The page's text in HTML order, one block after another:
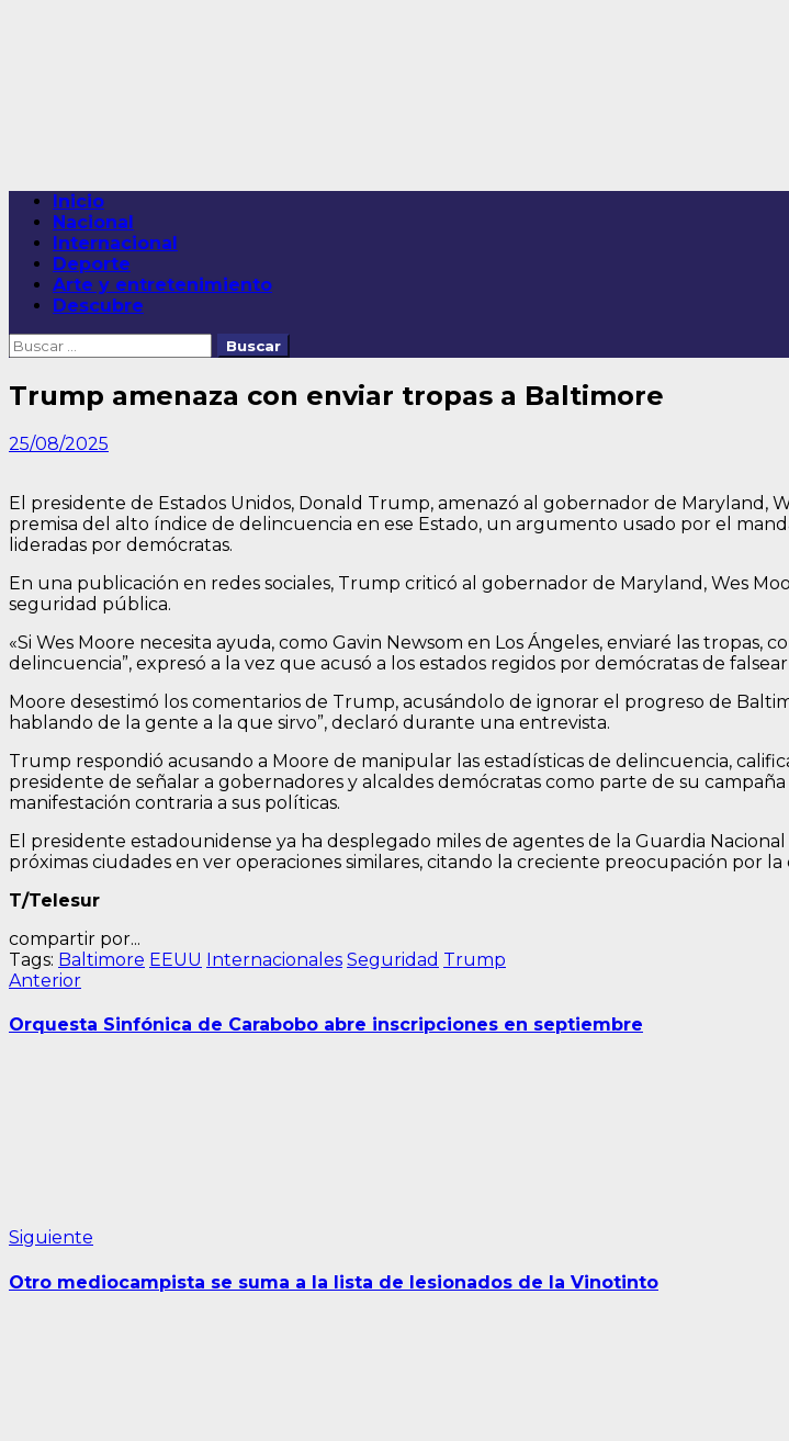
Menú
principal
Inicio
Nacional
Internacional
Deporte
Arte y entretenimiento
Descubre
Buscar:
Trump amenaza con enviar tropas a Baltimore
25/08/2025
El presidente de Estados Unidos, Donald Trump, amenazó al gobernador de Maryland,
premisa del alto índice de delincuencia en ese Estado, un argumento usado por el
lideradas por demócratas.
En una publicación en redes sociales, Trump criticó al gobernador de Maryland, Wes
seguridad pública.
«Si Wes Moore necesita ayuda, como Gavin Newsom en Los Ángeles, enviaré las tropas,
delincuencia”, expresó a la vez que acusó a los estados regidos por demócratas de
Moore desestimó los comentarios de Trump, acusándolo de ignorar el progreso de
hablando de la gente a la que sirvo”, declaró durante una entrevista.
Trump respondió acusando a Moore de manipular las estadísticas de delincuencia,
presidente de señalar a gobernadores y alcaldes demócratas como parte de su
manifestación contraria a sus políticas.
El presidente estadounidense ya ha desplegado miles de agentes de la Guardia
próximas ciudades en ver operaciones similares, citando la creciente preocupación por
T/Telesur
compartir por...
Tags: Baltimore EEUU Internacionales Seguridad Trump
Navegación
de
AnteriorEntrada
Orquesta Sinfónica de Carabobo abre inscripciones en septiembre
Siguiente
Otro mediocampista se suma a la lista de lesionados de la Vinotinto